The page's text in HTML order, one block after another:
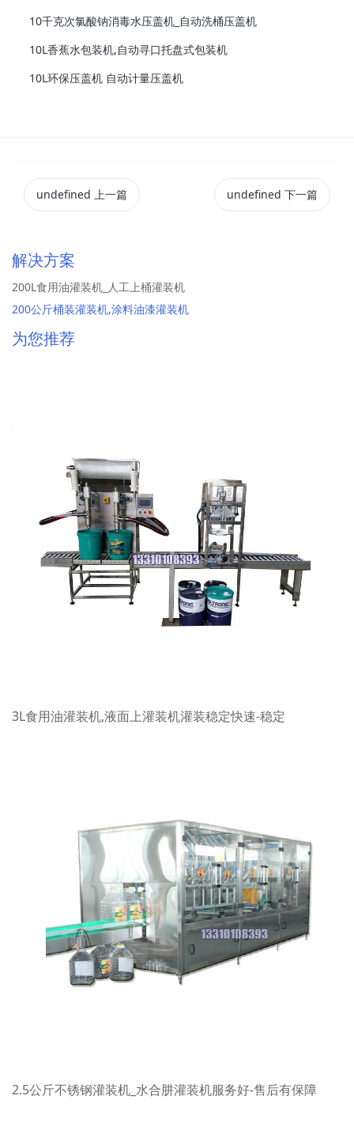
10千克次氯酸钠消毒水压盖机_自动洗桶压盖机
10L香蕉水包装机,自动寻口托盘式包装机
10L环保压盖机 自动计量压盖机
undefined 上一篇 undefined 下一篇
解决方案
200L食用油灌装机_人工上桶灌装机
200公斤桶装灌装机,涂料油漆灌装机
为您推荐
3L食用油灌装机,液面上灌装机灌装稳定快速-稳定
2.5公斤不锈钢灌装机_水合肼灌装机服务好-售后有保障